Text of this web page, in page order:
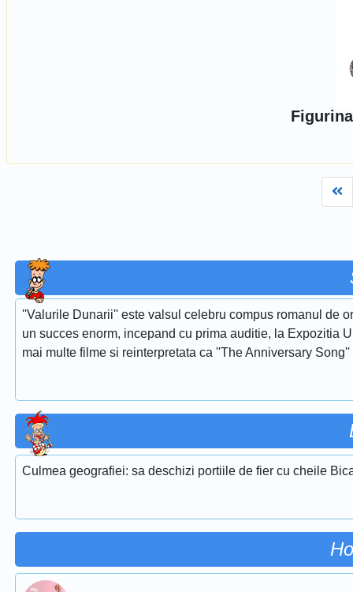
''Valurile Dunarii'' este valsul celebru compus romanul de
un succes enorm, incepand cu prima auditie, la Expozitia
mai multe filme si reinterpretata ca ''The Anniversary
Culmea geografiei: sa deschizi portiile de fier cu cheile